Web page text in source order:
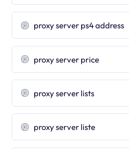
proxy server ps4 address
proxy server price
proxy server lists
proxy server liste